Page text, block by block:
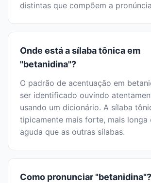
distintas que compõem a
Onde está a sílaba tônica em
"betanidina"?
O padrão de acentuação em
ser identificado ouvindo
usando um dicionário. A sílaba
tipicamente mais forte, mais longa
aguda que as outras sílabas.
Como pronunciar "betanidina"?